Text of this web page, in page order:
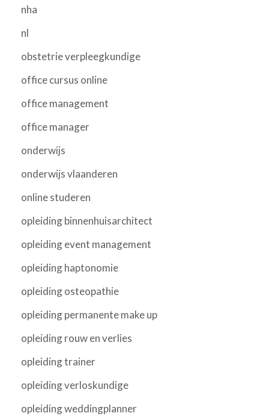
nha
nl
obstetrie verpleegkundige
office cursus online
office management
office manager
onderwijs
onderwijs vlaanderen
online studeren
opleiding binnenhuisarchitect
opleiding event management
opleiding haptonomie
opleiding osteopathie
opleiding permanente make up
opleiding rouw en verlies
opleiding trainer
opleiding verloskundige
opleiding weddingplanner